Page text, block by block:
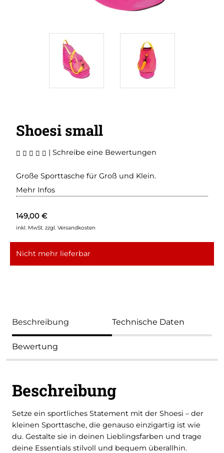
Shoesi small
| Schreibe eine Bewertungen
Große Sporttasche für Groß und Klein.
Mehr Infos
149,00 €
inkl. MwSt. zzgl. Versandkosten
Nicht mehr lieferbar
Beschreibung Technische Daten
Bewertung
Beschreibung
Setze ein sportliches Statement mit der Shoesi – der
kleinen Sporttasche, die genauso einzigartig ist wie
du. Gestalte sie in deinen Lieblingsfarben und trage
deine Essentials stilvoll und bequem überallhin.